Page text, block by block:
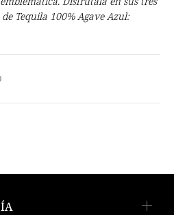
Tequila 100% Agave Azul: